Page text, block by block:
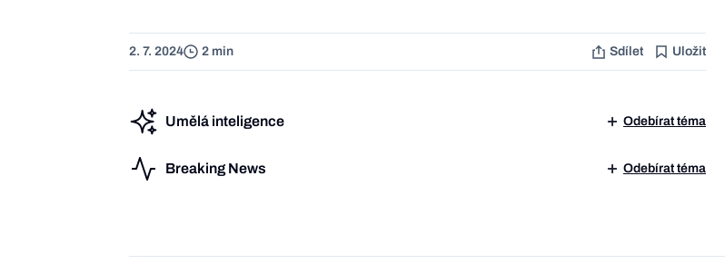
2. 7. 2024 2 min Sdílet Uložit
Umělá inteligence Odebírat téma
Breaking News Odebírat téma